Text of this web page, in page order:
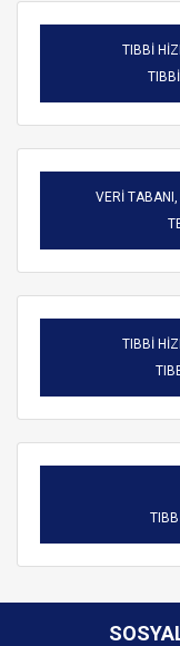
TIBBİ
VERİ
TIBBİ